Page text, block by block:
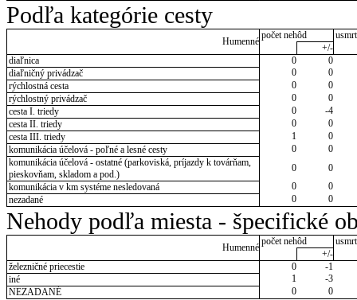
Podľa kategórie cesty
Humenné
počet nehôd
+/-
diaľnica
0
0
diaľničný privádzač
0
0
rýchlostná cesta
0
0
rýchlostný privádzač
0
0
cesta I. triedy
0
-4
cesta II. triedy
0
0
cesta III. triedy
1
0
komunikácia účelová - poľné a lesné cesty
0
0
komunikácia účelová - ostatné (parkoviská, príjazdy k továrňam,
pieskovňam, skladom a pod.)
0
0
komunikácia v km systéme nesledovaná
0
0
nezadané
0 0
Nehody podľa miesta - špecifické
Humenné
počet nehôd
+/-
železničné priecestie
0
-1
iné
1
-3
NEZADANÉ
0 0